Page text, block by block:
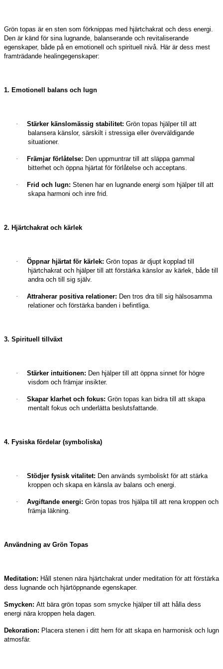
Grön topas är en sten som förknippas med hjärtchakrat och dess energi.
Den är känd för sina lugnande, balanserande och revitaliserande
egenskaper, både på en emotionell och spirituell nivå. Här är dess mest
framträdande healingegenskaper:
1. Emotionell balans och lugn
· Stärker känslomässig stabilitet: Grön topas hjälper till att
balansera känslor, särskilt i stressiga eller överväldigande
situationer.
· Främjar förlåtelse: Den uppmuntrar till att släppa gammal
bitterhet och öppna hjärtat för förlåtelse och acceptans.
· Frid och lugn: Stenen har en lugnande energi som hjälper till att
skapa harmoni och inre frid.
2. Hjärtchakrat och kärlek
· Öppnar hjärtat för kärlek: Grön topas är djupt kopplad till
hjärtchakrat och hjälper till att förstärka känslor av kärlek, både till
andra och till sig själv.
· Attraherar positiva relationer: Den tros dra till sig hälsosamma
relationer och förstärka banden i befintliga.
3. Spirituell tillväxt
· Stärker intuitionen: Den hjälper till att öppna sinnet för högre
visdom och främjar insikter.
· Skapar klarhet och fokus: Grön topas kan bidra till att skapa
mentalt fokus och underlätta beslutsfattande.
4. Fysiska fördelar (symboliska)
· Stödjer fysisk vitalitet: Den används symboliskt för att stärka
kroppen och skapa en känsla av balans och energi.
· Avgiftande energi: Grön topas tros hjälpa till att rena kroppen och
främja läkning.
Användning av Grön Topas
Meditation: Håll stenen nära hjärtchakrat under meditation för att förstärka
dess lugnande och hjärtöppnande egenskaper.
Smycken: Att bära grön topas som smycke hjälper till att hålla dess
energi nära kroppen hela dagen.
Dekoration: Placera stenen i ditt hem för att skapa en harmonisk och lugn
atmosfär.